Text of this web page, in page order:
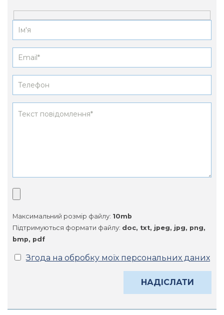
Максимальний розмір файлу: 10mb
Підтримуються формати файлу: doc, txt, jpeg, jpg, png,
bmp, pdf
Згода на обробку моїх персональних даних
Alternative: